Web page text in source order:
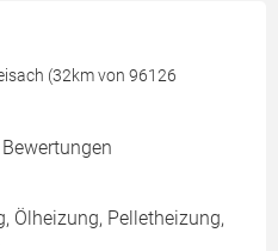
(32km von 96126
Ölheizung, Pelletheizung,